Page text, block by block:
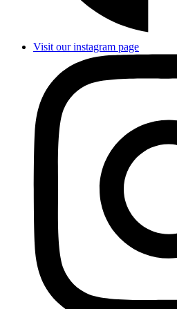
Visit our instagram page